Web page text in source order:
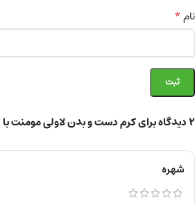
2 دیدگاه برای کرم دست و بدن لاولی مومنت با رایجه
شهره
نام*